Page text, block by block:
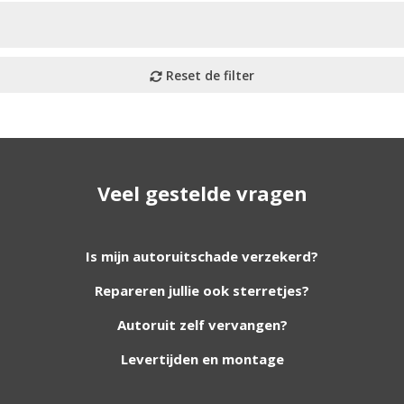
Veel gestelde vragen
Is mijn autoruitschade verzekerd?
Repareren jullie ook sterretjes?
Autoruit zelf vervangen?
Levertijden en montage